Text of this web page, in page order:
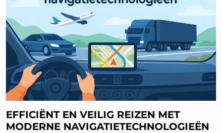
EFFICIËNT EN VEILIG REIZEN MET
MODERNE NAVIGATIETECHNOLOGIEËN